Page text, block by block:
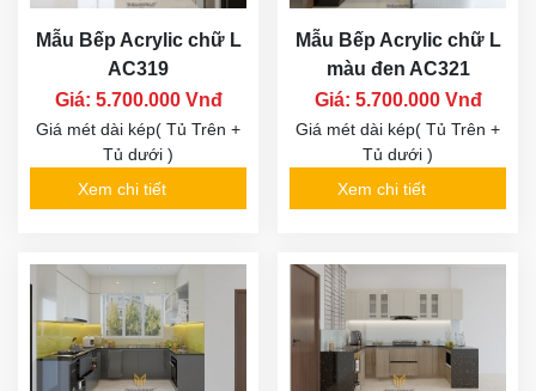
Mẫu Bếp Acrylic chữ L
AC319
Giá: 5.700.000 Vnđ
Giá mét dài kép( Tủ Trên +
Tủ dưới )
Xem chi tiết
Mẫu Bếp Acrylic chữ L
màu đen AC321
Giá: 5.700.000 Vnđ
Giá mét dài kép( Tủ Trên +
Tủ dưới )
Xem chi tiết